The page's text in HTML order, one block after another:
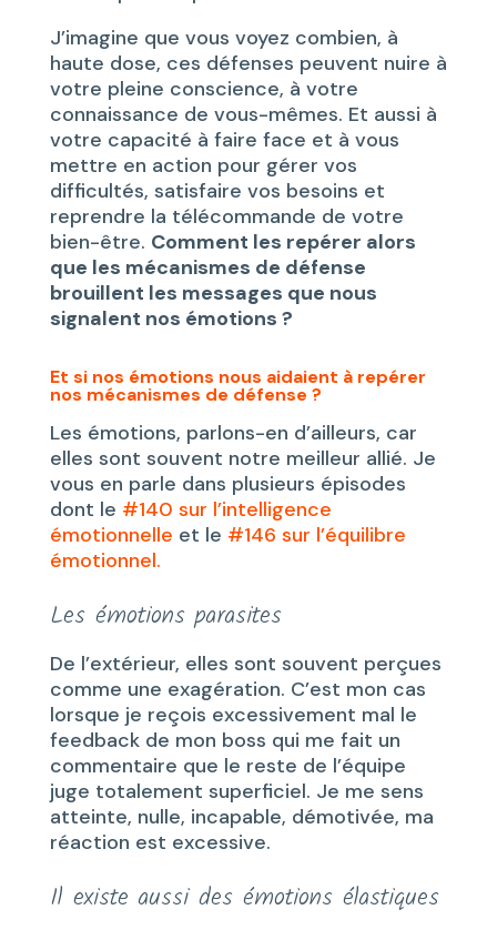
J’imagine que vous voyez combien, à
haute dose, ces défenses peuvent nuire à
votre pleine conscience, à votre
connaissance de vous-mêmes. Et aussi à
votre capacité à faire face et à vous
mettre en action pour gérer vos
difficultés, satisfaire vos besoins et
reprendre la télécommande de votre
bien-être. Comment les repérer alors
que les mécanismes de défense
brouillent les messages que nous
signalent nos émotions ?
Et si nos émotions nous aidaient à repérer
nos mécanismes de défense ?
Les émotions, parlons-en d’ailleurs, car
elles sont souvent notre meilleur allié. Je
vous en parle dans plusieurs épisodes
dont le #140 sur l’intelligence
émotionnelle et le #146 sur l’équilibre
émotionnel.
Les émotions parasites
De l’extérieur, elles sont souvent perçues
comme une exagération. C’est mon cas
lorsque je reçois excessivement mal le
feedback de mon boss qui me fait un
commentaire que le reste de l’équipe
juge totalement superficiel. Je me sens
atteinte, nulle, incapable, démotivée, ma
réaction est excessive.
Il existe aussi des émotions élastiques